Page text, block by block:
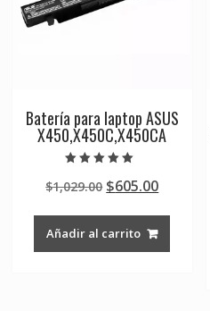
Batería para laptop ASUS
X450,X450C,X450CA
5.00
de 5
$1,029.00 Original
was:
$1,029.00.
$605.00Current
Añadir al carrito